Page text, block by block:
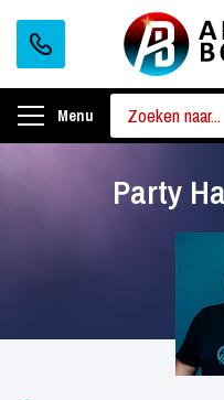
Menu
Party